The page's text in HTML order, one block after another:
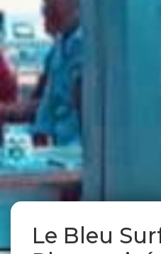
Le Bleu